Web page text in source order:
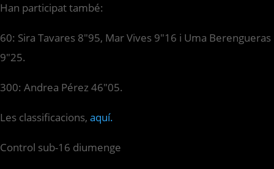
Han participat també:
60: Sira Tavares 8″95, Mar Vives 9″16 i Uma Berengueras
9″25.
300: Andrea Pérez 46″05.
Les classificacions, aquí.
Control sub-16 diumenge